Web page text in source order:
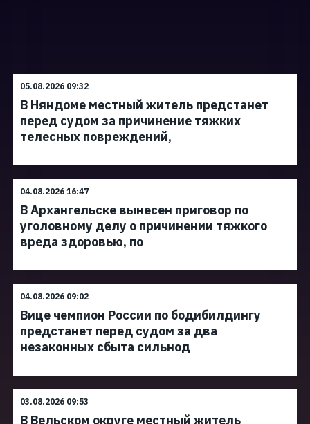
05.08.2026 09:32
В Няндоме местный житель предстанет
перед судом за причинение тяжких
телесных повреждений,
04.08.2026 16:47
В Архангельске вынесен приговор по
уголовному делу о причинении тяжкого
вреда здоровью, по
04.08.2026 09:02
Вице чемпион России по бодибилдингу
предстанет перед судом за два
незаконных сбыта сильнод
03.08.2026 09:53
В Вельском округе местный житель